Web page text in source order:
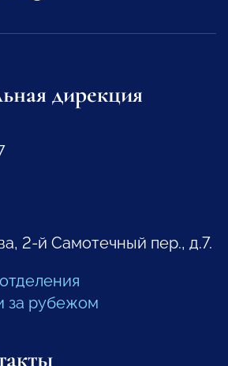
дирекция
2-й Самотечный пер., д.7.
за рубежом